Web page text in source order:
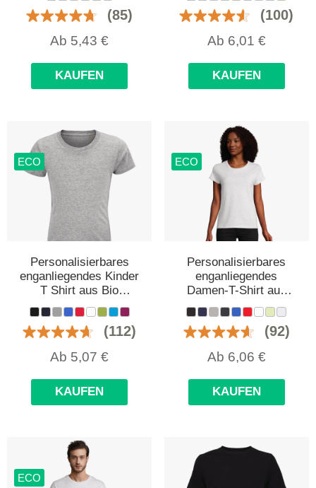
(85)
Ab 5,43 €
KAUFEN
(100)
Ab 6,01 €
KAUFEN
ECO
Personalisierbares
enganliegendes Kinder
T Shirt aus Bio
Baumwolle
(112)
Ab 5,07 €
KAUFEN
ECO
Personalisierbares
enganliegendes
Damen-T-Shirt aus
Bio-Baumwolle
(92)
Ab 6,06 €
KAUFEN
ECO